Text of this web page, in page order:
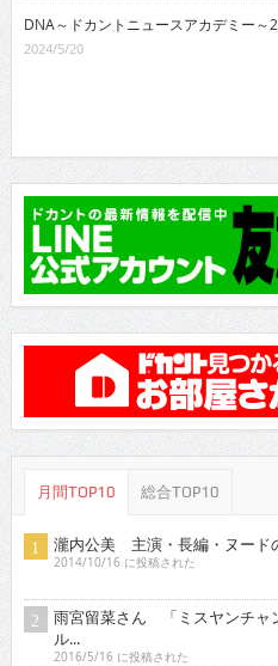
DNA～ドカントニュースアカデミー～
2024/5/20
月間TOP10 総合TOP10
瀧内公美 主演・長編・ヌード
2014/10/16 に投稿された
雨宮留菜さん 「ミスヤンチャ
ル...
2016/5/16 に投稿された